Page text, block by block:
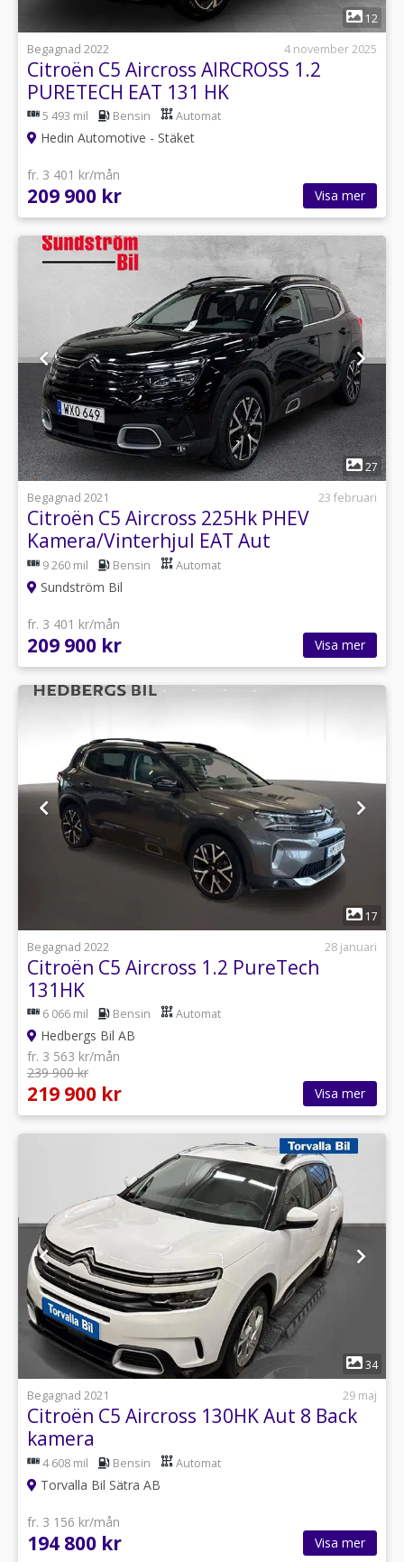
1
12
Begagnad 2022
4 november 2025
Citroën C5 Aircross AIRCROSS 1.2
PURETECH EAT 131 HK
5 493 mil Bensin Automat
Hedin Automotive - Stäket
fr. 3 401 kr/mån
209 900 kr Visa mer
1
27
Begagnad 2021
23 februari
Citroën C5 Aircross 225Hk PHEV
Kamera/Vinterhjul EAT Aut
9 260 mil Bensin Automat
Sundström Bil
fr. 3 401 kr/mån
209 900 kr Visa mer
17
Begagnad 2022
28 januari
Citroën C5 Aircross 1.2 PureTech
131HK
6 066 mil Bensin Automat
Hedbergs Bil AB
fr. 3 563 kr/mån
239 900 kr
219 900 kr Visa mer
34
Begagnad 2021
29 maj
Citroën C5 Aircross 130HK Aut 8 Back
kamera
4 608 mil Bensin Automat
Torvalla Bil Sätra AB
fr. 3 156 kr/mån
194 800 kr Visa mer